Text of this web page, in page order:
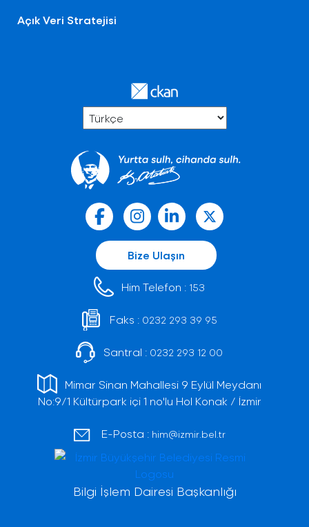
Açık Veri Stratejisi
Bize Ulaşın
Him Telefon : 153
Faks : 0232 293 39 95
Santral : 0232 293 12 00
Mimar Sinan Mahallesi 9 Eylül Meydanı
No:9/1 Kültürpark içi 1 no'lu Hol Konak / İzmir
E-Posta : him@izmir.bel.tr
Bilgi İşlem Dairesi Başkanlığı